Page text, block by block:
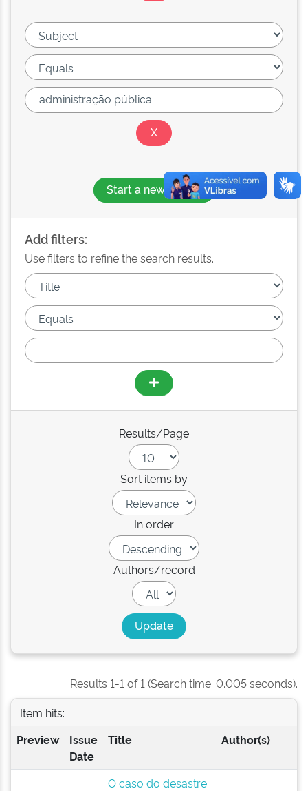
Start a new search
Add filters:
Use filters to refine the search results.
Results/Page
Sort items by
In order
Authors/record
Results 1-1 of 1 (Search time: 0.005 seconds).
Item hits:
Preview
Issue
Date
Title Author(s)
O caso do desastre